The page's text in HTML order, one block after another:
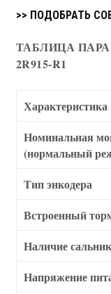
>> ПОДОБРАТЬ
ТАБЛИЦА
2R915-R1
Характеристика
Номинальная
(нормальный
Тип энкодера
Встроенный
Наличие
Напряжение